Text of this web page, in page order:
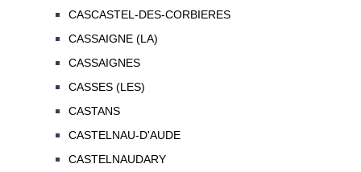
CASCASTEL-DES-CORBIERES
CASSAIGNE (LA)
CASSAIGNES
CASSES (LES)
CASTANS
CASTELNAU-D'AUDE
CASTELNAUDARY